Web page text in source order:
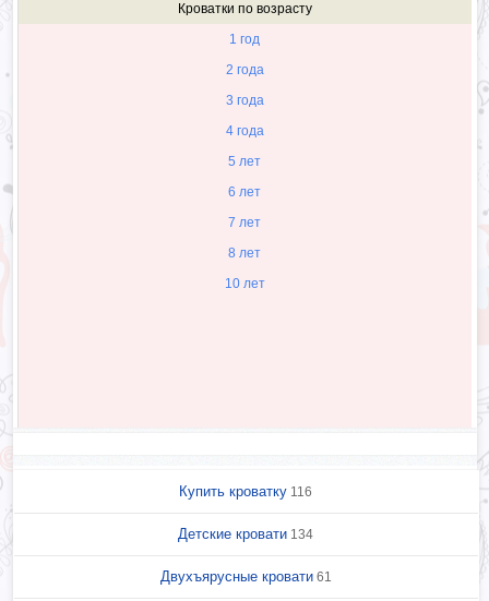
Кроватки по возрасту
1 год
2 года
3 года
4 года
5 лет
6 лет
7 лет
8 лет
10 лет
Купить кроватку 116
Детские кровати 134
Двухъярусные кровати61